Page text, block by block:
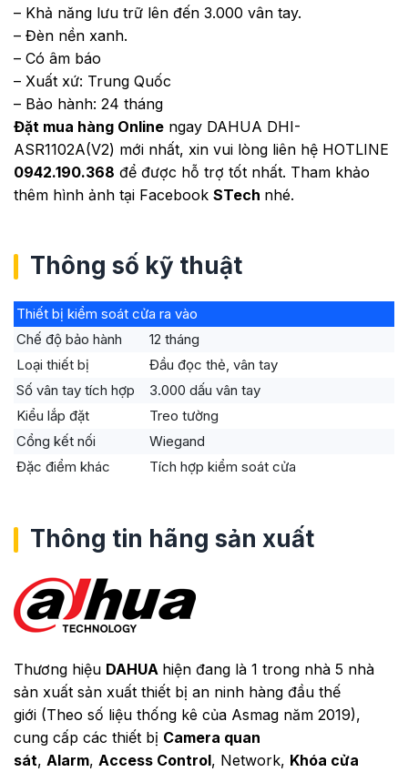
– Khả năng lưu trữ lên đến 3.000 vân tay.
– Đèn nền xanh.
– Có âm báo
– Xuất xứ: Trung Quốc
– Bảo hành: 24 tháng
Đặt mua hàng Online ngay DAHUA DHI-
ASR1102A(V2) mới nhất, xin vui lòng liên hệ HOTLINE
0942.190.368 để được hỗ trợ tốt nhất. Tham khảo
thêm hình ảnh tại Facebook STech nhé.
Thông số kỹ thuật
Thiết bị kiểm soát cửa ra vào
Chế độ bảo hành
12 tháng
Loại thiết bị
Đầu đọc thẻ, vân tay
Số vân tay tích hợp
3.000 dấu vân tay
Kiểu lắp đặt
Treo tường
Cổng kết nối
Wiegand
Đặc điểm khác
Tích hợp kiểm soát cửa
Thông tin hãng sản xuất
Thương hiệu DAHUA hiện đang là 1 trong nhà 5 nhà
sản xuất sản xuất thiết bị an ninh hàng đầu thế
giới (Theo số liệu thống kê của Asmag năm 2019),
cung cấp các thiết bị Camera quan
sát, Alarm, Access Control, Network, Khóa cửa